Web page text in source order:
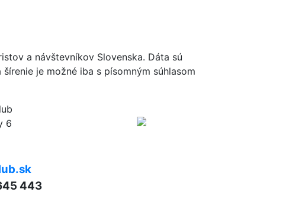
a návštevníkov Slovenska. Dáta sú
je možné iba s písomným súhlasom
6
443